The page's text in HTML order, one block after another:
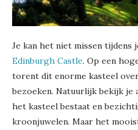
Je kan het niet missen tijdens
Edinburgh Castle. Op een
torent dit enorme kasteel
bezoeken. Natuurlijk bekijk je
het kasteel bestaat en
kroonjuwelen. Maar het